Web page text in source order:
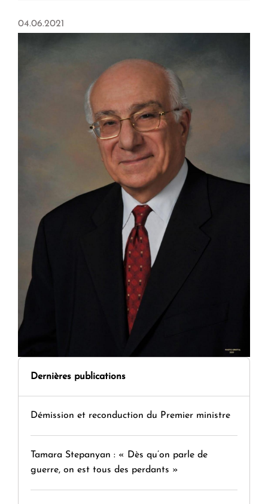
04.06.2021
Dernières publications
Démission et reconduction du Premier ministre
Tamara Stepanyan : « Dès qu’on parle de
guerre, on est tous des perdants »